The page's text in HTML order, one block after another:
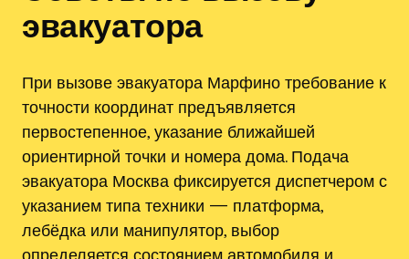
эвакуатора
При вызове эвакуатора Марфино требование к
точности координат предъявляется
первостепенное, указание ближайшей
ориентирной точки и номера дома. Подача
эвакуатора Москва фиксируется диспетчером с
указанием типа техники — платформа,
лебёдка или манипулятор, выбор
определяется состоянием автомобиля и